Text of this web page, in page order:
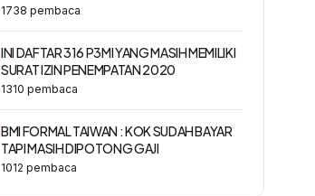
1738 pembaca
INI DAFTAR 316 P3MI YANG MASIH MEMILIKI
SURAT IZIN PENEMPATAN 2020
1310 pembaca
BMI FORMAL TAIWAN : KOK SUDAH BAYAR
TAPI MASIH DIPOTONG GAJI
1012 pembaca